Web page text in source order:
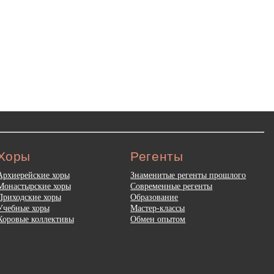
хоры
хоры
хоры
хоры
коллективы
Регенты
Знаменитые регенты прошлого
Современные регенты
Образование
Мастер-классы
Обмен опытом